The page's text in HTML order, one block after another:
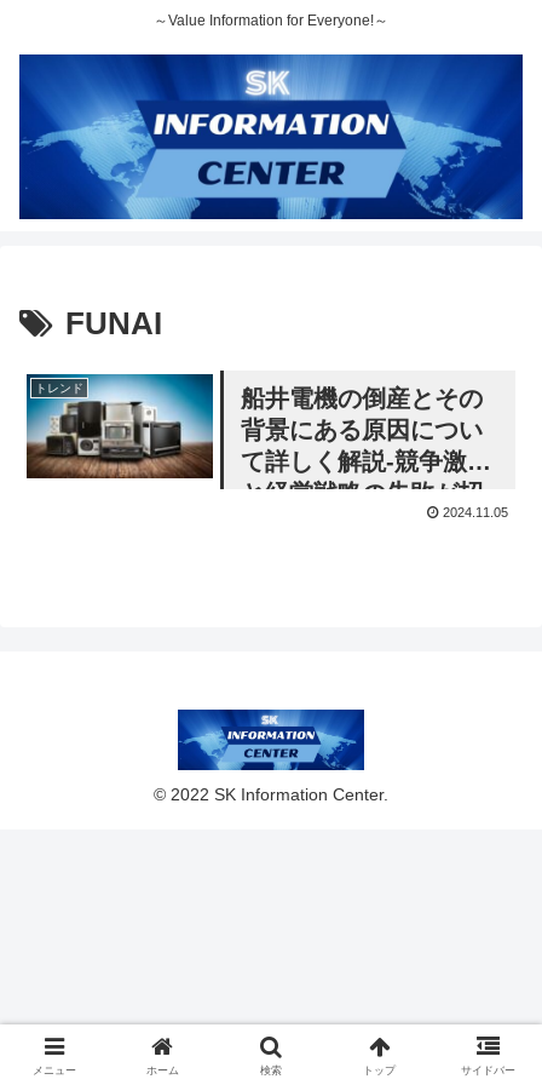
～Value Information for Everyone!～
FUNAI
トレンド
船井電機の倒産とその
背景にある原因につい
て詳しく解説-競争激化
と経営戦略の失敗が招
いた破産-その②《過去
2024.11.05
© 2022 SK Information Center.
メニュー ホーム 検索 トップ サイドバー